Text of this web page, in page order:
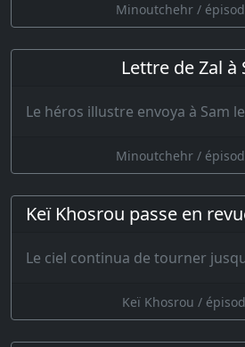
Minoutchehr /
Lettre de Zal à
Minoutchehr /
Keï Khosrou /